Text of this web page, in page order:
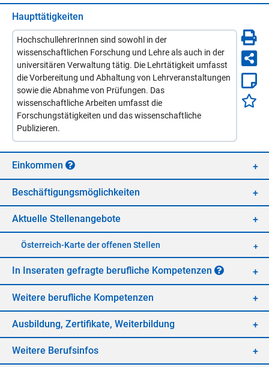
Haupttätigkeiten
HochschullehrerInnen sind sowohl in der
wissenschaftlichen Forschung und Lehre als auch in der
universitären Verwaltung tätig. Die Lehrtätigkeit umfasst
die Vorbereitung und Abhaltung von Lehrveranstaltungen
sowie die Abnahme von Prüfungen. Das
wissenschaftliche Arbeiten umfasst die
Forschungstätigkeiten und das wissenschaftliche
Publizieren.
Ein­kom­men
Be­schäf­ti­gungs­mög­lich­kei­ten
Ak­tu­el­le Stel­len­an­ge­bo­te
Öster­reich-Kar­te der of­fe­nen Stel­len
In In­se­ra­ten ge­frag­te be­ruf­li­che Kom­pe­ten­zen
Wei­te­re be­ruf­li­che Kom­pe­ten­zen
Aus­bil­dung, Zer­ti­fi­ka­te, Wei­ter­bil­dung
Wei­te­re Be­rufs­in­fos